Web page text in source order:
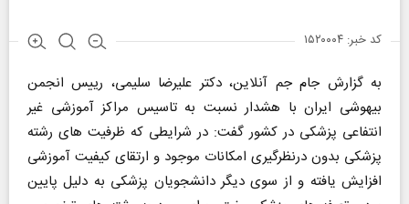
کد خبر: ۱۵۲۰۰۰۴
به گزارش جام جم آنلاین، دکتر علیرضا سلیمی، رییس انجمن
بیهوشی ایران با هشدار نسبت به تاسیس مراکز آموزشی غیر
انتفاعی پزشکی در کشور گفت: در شرایطی که ظرفیت های رشته
پزشکی بدون درنظرگیری امکانات موجود و ارتقای کیفیت آموزشی
افزایش یافته و از سوی دیگر دانشجویان پزشکی به دلیل پایین